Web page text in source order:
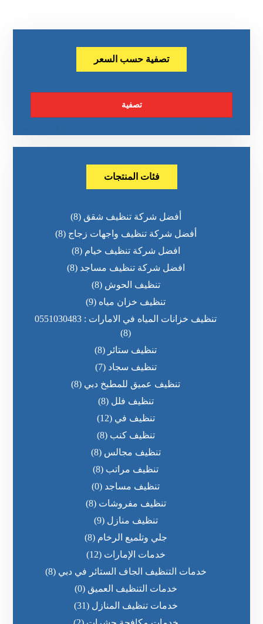
تصفية حسب السعر
تصفية
فئات المنتجات
أفضل شركة تنظيف شقق (8)
أفضل شركة تنظيف واجهات زجاج (8)
افضل شركة تنظيف خيام (8)
افضل شركة تنظيف مساجد (8)
تنظيف الحوش (8)
تنظيف خزان مياه (9)
تنظيف خزانات المياه في الامارات : 0551030483
(8)
تنظيف ستائر (8)
تنظيف سجاد (7)
تنظيف عميق للمطبخ دبي (8)
تنظيف فلل (8)
تنظيف في (12)
تنظيف كنب (8)
تنظيف مجالس (8)
تنظيف مراتب (8)
تنظيف مساجد (0)
تنظيف مفروشات (8)
تنظيف منازل (9)
جلي وتلميع الرخام (8)
خدمات الإمارات (12)
خدمات التنظيف الجاف الستائر في دبي (8)
خدمات التنظيف العميق (0)
خدمات تنظيف المنازل (31)